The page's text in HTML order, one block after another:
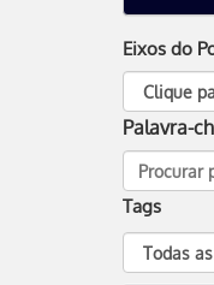
Eixos do
Palavra-
Tags